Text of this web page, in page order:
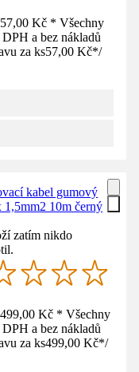
Kč * Všechny
a bez nákladů
za ks57,00 Kč*/
kabel gumový
1,5mm2 10m černý
zatím nikdo
Kč * Všechny
a bez nákladů
za ks499,00 Kč*/